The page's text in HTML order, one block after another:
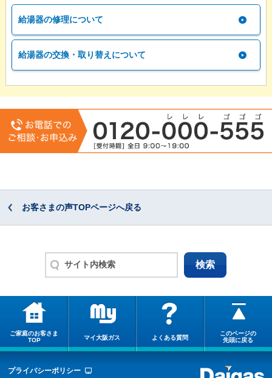
給湯器の修理について
給湯器の交換・取り替えについて
お客さまの声TOPページへ戻る
ご家庭のお客さま
TOP
マイ大阪ガス よくある質問
このページの
先頭に戻る
プライバシーポリシー